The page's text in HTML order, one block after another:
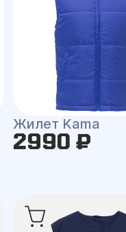
Жилет Kama
2990 ₽